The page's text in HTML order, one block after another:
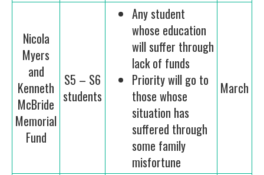
Nicola
Myers
and
Kenneth
McBride
Memorial
Fund
S5 – S6
students
Any student
whose education
will suffer through
lack of funds
Priority will go to
those whose
situation has
suffered through
some family
misfortune
March